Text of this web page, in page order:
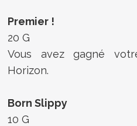
Premier !
20 G
Vous avez gagné
Horizon.
Born Slippy
10 G